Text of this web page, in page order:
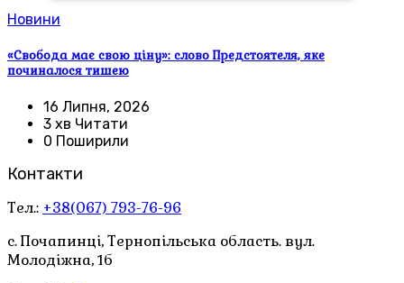
Новини
«Свобода має свою ціну»: слово Предстоятеля, яке
починалося тишею
16 Липня, 2026
3 хв Читати
0 Поширили
Контакти
Тел.: +38(067) 793-76-96
с. Почапинці, Тернопільська область. вул.
Молодіжна, 1б